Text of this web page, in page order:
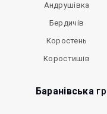
Андрушівка
Бердичів
Коростень
Коростишів
Баранівська